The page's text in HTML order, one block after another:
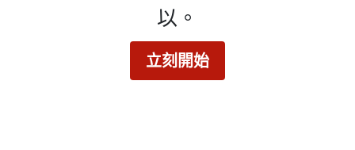
以。
立刻開始